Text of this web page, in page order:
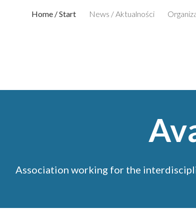
to main content Skip
Home / Start News / Aktualności
Association working for the